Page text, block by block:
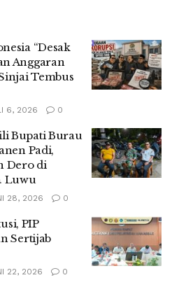
“Desak
Anggaran
Tembus
6, 2026 0
Bupati Burau
Padi,
Dero di
Luwu
28, 2026 0
PIP
Sertijab
22, 2026 0